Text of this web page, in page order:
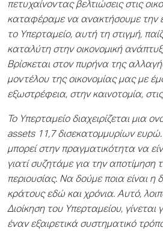
πετυχαίνοντας βελτιώσεις στις
καταφέραμε να ανακτήσουμε την
το Υπερταμείο, αυτή τη στιγμή,
καταλύτη στην οικονομική
Βρίσκεται στον πυρήνα της
μοντέλου της οικονομίας μας με
εξωστρέφεια, στην καινοτομία,
Το Υπερταμείο διαχειρίζεται μια
assets 11,7 δισεκατομμυρίων
μπορεί στην πραγματικότητα να
γιατί συζητάμε για την αποτίμηση
περιουσίας. Να δούμε ποια είναι η
κράτους εδώ και χρόνια. Αυτό,
Διοίκηση του Υπερταμείου,
έναν εξαιρετικά συστηματικό